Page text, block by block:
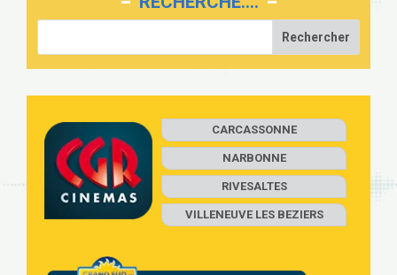
CARCASSONNE
NARBONNE
RIVESALTES
VILLENEUVE LES BEZIERS